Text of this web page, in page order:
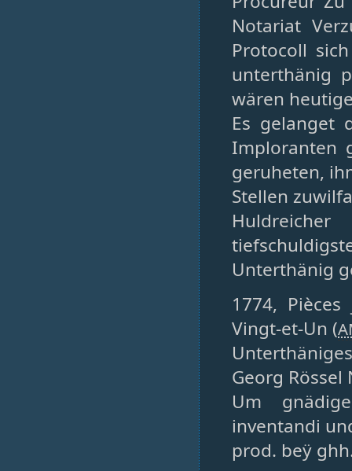
Notariat
Protocoll
unterthänig
wären
Es gelanget
Imploranten
geruheten,
Stellen
Unterthänig
1774,
Vingt-et-Un (
Georg
Um
inventandi
prod. beÿ